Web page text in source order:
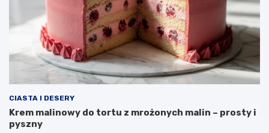
CIASTA I DESERY
Krem malinowy do tortu z mrożonych malin – prosty i
pyszny